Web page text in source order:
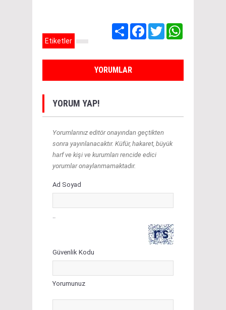
Share Facebook
Twitter
Etiketler
YORUMLAR
YORUM YAP!
Yorumlarınız editör onayından geçtikten
sonra yayınlanacaktır. Küfür, hakaret, büyük
harf ve kişi ve kurumları rencide edici
yorumlar onaylanmamaktadır.
Ad Soyad
Güvenlik Kodu
Yorumunuz